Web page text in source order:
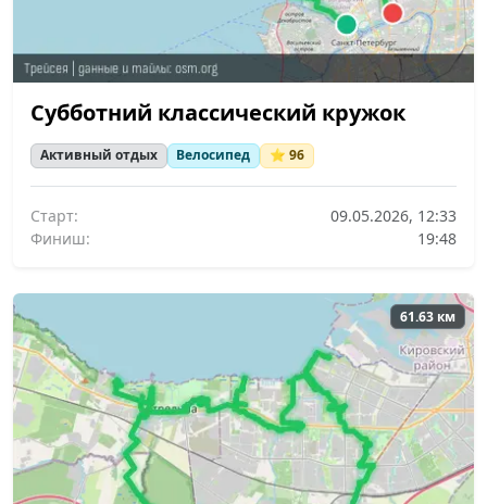
Субботний классический кружок
Активный отдых Велосипед ⭐ 96
Старт:
09.05.2026, 12:33
Финиш:
19:48
61.63 км